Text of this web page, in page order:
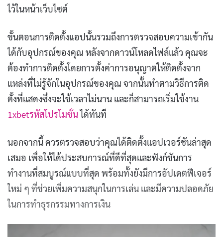
ไว้ในหน้าเว็บไซต์
ขั้นตอนการติดตั้งแอปนั้นรวมถึงการตรวจสอบความเข้ากัน
ได้กับอุปกรณ์ของคุณ หลังจากดาวน์โหลดไฟล์แล้ว คุณจะ
ต้องทำการติดตั้งโดยการตั้งค่าการอนุญาตให้ติดตั้งจาก
แหล่งที่ไม่รู้จักในอุปกรณ์ของคุณ จากนั้นทำตามวิธีการติด
ตั้งที่แสดงซึ่งจะใช้เวลาไม่นาน และก็สามารถเริ่มใช้งาน
1xbetรหัสโปรโมชั่นได้ทันที
นอกจากนี้ ควรตรวจสอบว่าคุณได้ติดตั้งแอปเวอร์ชันล่าสุด
เสมอ เพื่อให้ได้ประสบการณ์ที่ดีที่สุดและฟังก์ชันการ
ทำงานที่สมบูรณ์แบบที่สุด พร้อมทั้งยังมีการอัปเดตฟีเจอร์
ใหม่ ๆ ที่ช่วยเพิ่มความสนุกในการเล่น และมีความปลอดภัย
ในการทำธุรกรรมทางการเงิน